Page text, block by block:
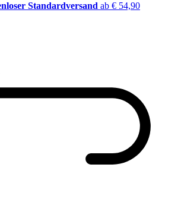
Standardversand ab € 54,90